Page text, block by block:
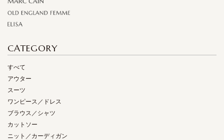
CATEGORY
すべて
アウター
スーツ
ワンピース／ドレス
ブラウス／シャツ
カットソー
ニット／カーディガン